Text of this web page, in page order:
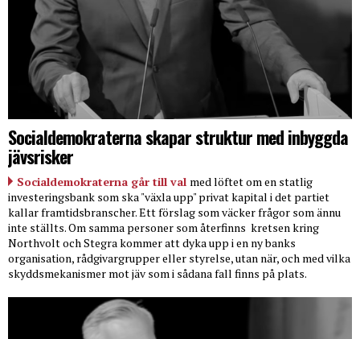
Socialdemokraterna skapar struktur med inbyggda
jävsrisker
Socialdemokraterna går till val med löftet om en statlig
investeringsbank som ska "växla upp" privat kapital i det partiet
kallar framtidsbranscher. Ett förslag som väcker frågor som ännu
inte ställts. Om samma personer som återfinns kretsen kring
Northvolt och Stegra kommer att dyka upp i en ny banks
organisation, rådgivargrupper eller styrelse, utan när, och med vilka
skyddsmekanismer mot jäv som i sådana fall finns på plats.